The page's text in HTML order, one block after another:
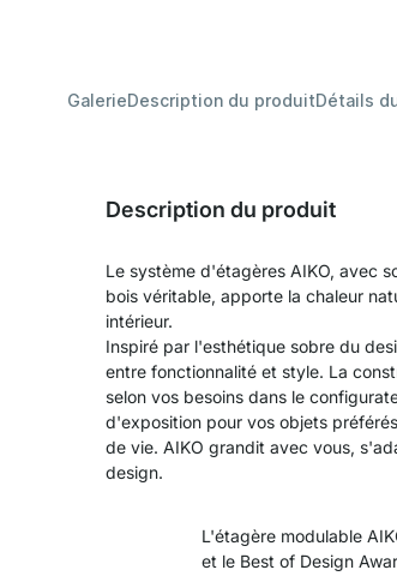
GalerieDescription du produitDétails
Description du produit
Le système d'étagères AIKO, avec
bois véritable, apporte la chaleur
intérieur.
Inspiré par l'esthétique sobre du
entre fonctionnalité et style. La
selon vos besoins dans le
d'exposition pour vos objets
de vie. AIKO grandit avec vous,
design.
L'étagère modulable
et le Best of Design